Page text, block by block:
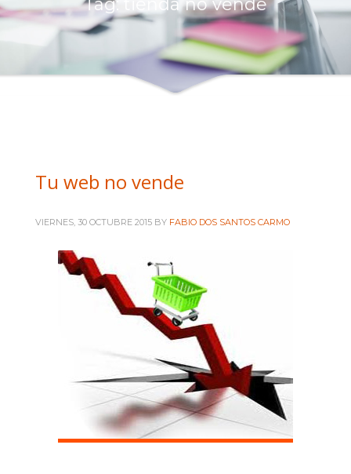
Intranet administración
Intranet comerciales
Intranet Diseñadores
Política de privacidad
Tag: tienda no vende
Tu web no vende
VIERNES, 30 OCTUBRE 2015 BY FABIO DOS SANTOS CARMO